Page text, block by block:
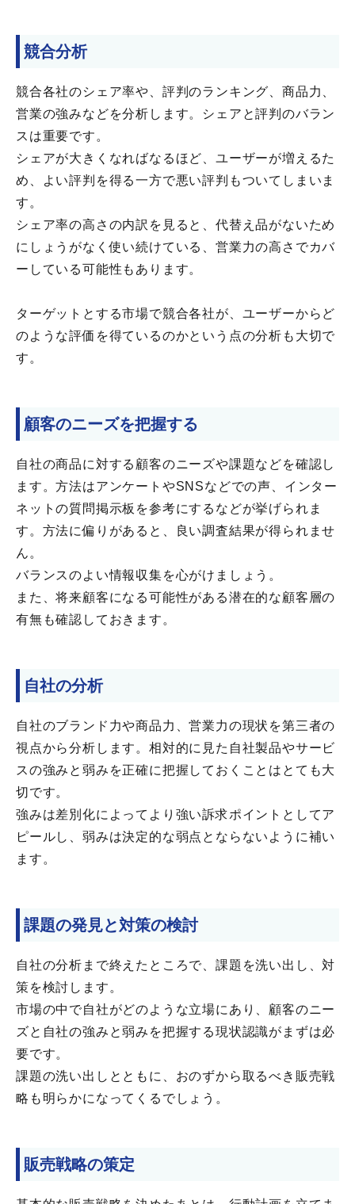
競合分析
競合各社のシェア率や、評判のランキング、商品力、
営業の強みなどを分析します。シェアと評判のバラン
スは重要です。
シェアが大きくなればなるほど、ユーザーが増えるた
め、よい評判を得る一方で悪い評判もついてしまいま
す。
シェア率の高さの内訳を見ると、代替え品がないため
にしょうがなく使い続けている、営業力の高さでカバ
ーしている可能性もあります。
ターゲットとする市場で競合各社が、ユーザーからど
のような評価を得ているのかという点の分析も大切で
す。
顧客のニーズを把握する
自社の商品に対する顧客のニーズや課題などを確認し
ます。方法はアンケートやSNSなどでの声、インター
ネットの質問掲示板を参考にするなどが挙げられま
す。方法に偏りがあると、良い調査結果が得られませ
ん。
バランスのよい情報収集を心がけましょう。
また、将来顧客になる可能性がある潜在的な顧客層の
有無も確認しておきます。
自社の分析
自社のブランド力や商品力、営業力の現状を第三者の
視点から分析します。相対的に見た自社製品やサービ
スの強みと弱みを正確に把握しておくことはとても大
切です。
強みは差別化によってより強い訴求ポイントとしてア
ピールし、弱みは決定的な弱点とならないように補い
ます。
課題の発見と対策の検討
自社の分析まで終えたところで、課題を洗い出し、対
策を検討します。
市場の中で自社がどのような立場にあり、顧客のニー
ズと自社の強みと弱みを把握する現状認識がまずは必
要です。
課題の洗い出しとともに、おのずから取るべき販売戦
略も明らかになってくるでしょう。
販売戦略の策定